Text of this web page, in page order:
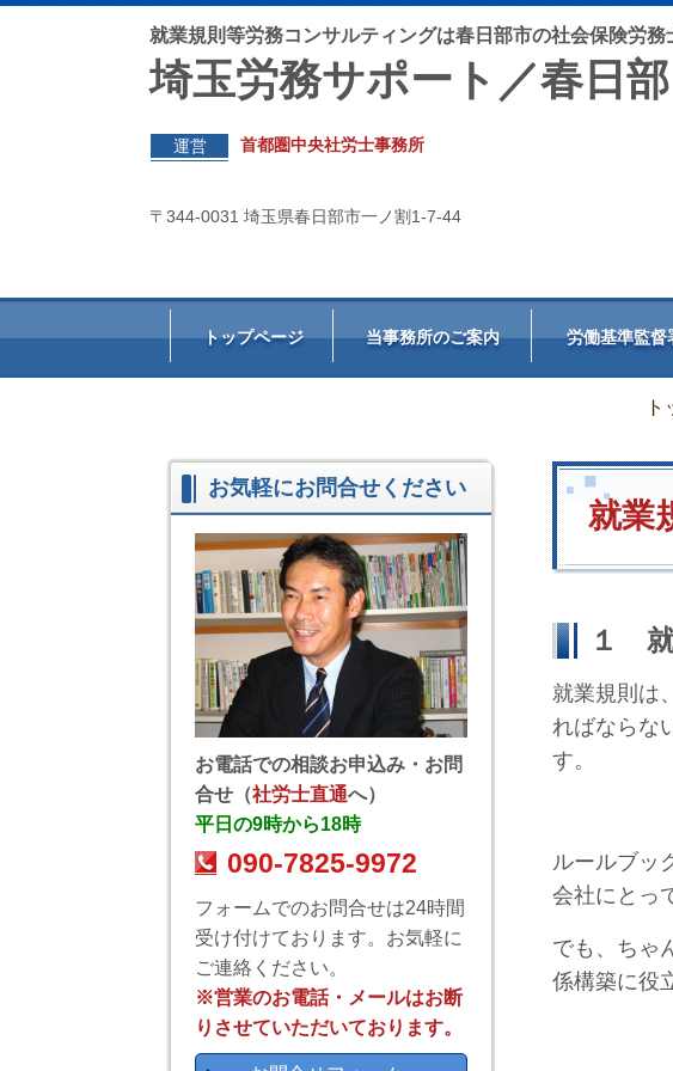
就業規則等労務コンサルティングは春日部市の社会保険労務
埼玉労務サポート／春日部
運営 首都圏中央社労士事務所
〒344-0031 埼玉県春日部市一ノ割1-7-44
トップページ 当事務所のご案内 労働基準監督
就業
１ 就
就業規則は
ればならな
す。
ルールブッ
会社にとっ
でも、ちゃ
係構築に役
お気軽にお問合せください
お電話での相談お申込み・お問
合せ（社労士直通へ）
平日の9時から18時
090-7825-9972
フォームでのお問合せは24時間
受け付けております。お気軽に
ご連絡ください。
※営業のお電話・メールはお断
りさせていただいております。